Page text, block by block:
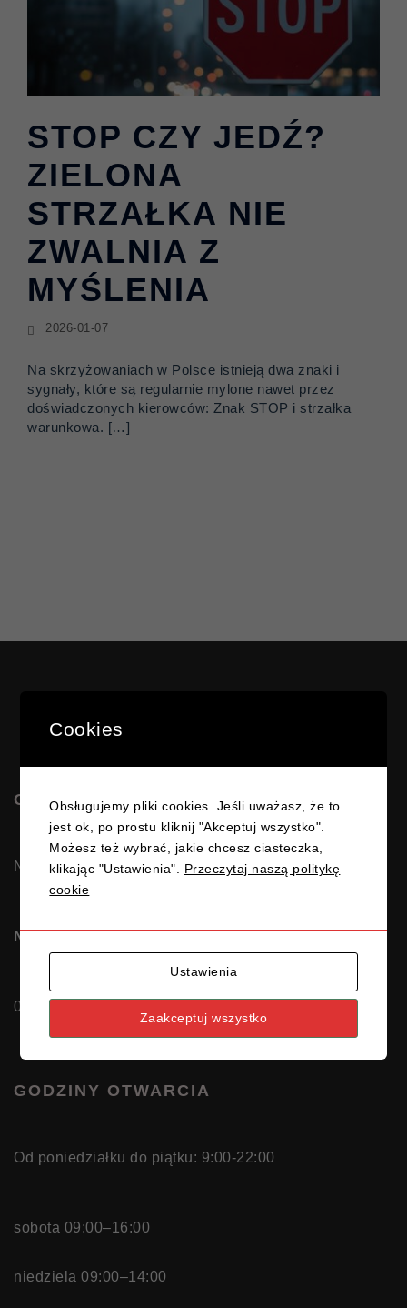
STOP CZY JEDŹ?
ZIELONA
STRZAŁKA NIE
ZWALNIA Z
MYŚLENIA
2026-01-07
Na skrzyżowaniach w Polsce istnieją dwa znaki i
sygnały, które są regularnie mylone nawet przez
doświadczonych kierowców: Znak STOP i strzałka
warunkowa. […]
OSK MATEOS
NIP 5831692813
Nr rachunku OSK MATEOS Gdańsk:
04116022020000000625906812
GODZINY OTWARCIA
Od poniedziałku do piątku: 9:00-22:00
sobota 09:00–16:00
niedziela 09:00–14:00
Cookies
Obsługujemy pliki cookies. Jeśli uważasz, że to
jest ok, po prostu kliknij "Akceptuj wszystko".
Możesz też wybrać, jakie chcesz ciasteczka,
klikając "Ustawienia". Przeczytaj naszą politykę
cookie
Ustawienia
Zaakceptuj wszystko